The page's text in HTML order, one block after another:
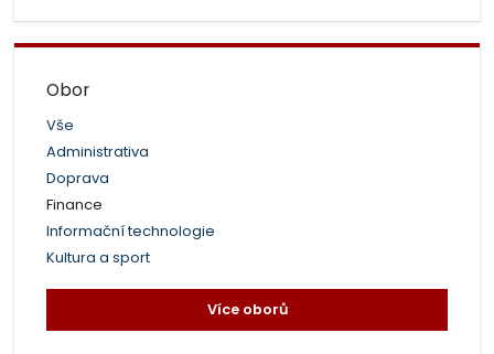
Obor
Vše
Administrativa
Doprava
Finance
Informační technologie
Kultura a sport
Více oborů